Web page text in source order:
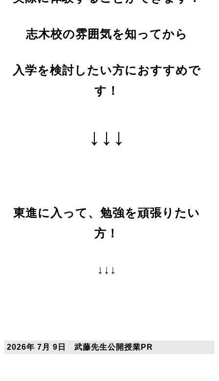
志木校の雰囲気を知ってから
入学を検討したい方におすすめで
す！
↓↓↓
東進に入って、勉強を頑張りたい
方！
↓↓↓
2026年 7月 9日 武藤先生公開授業PR